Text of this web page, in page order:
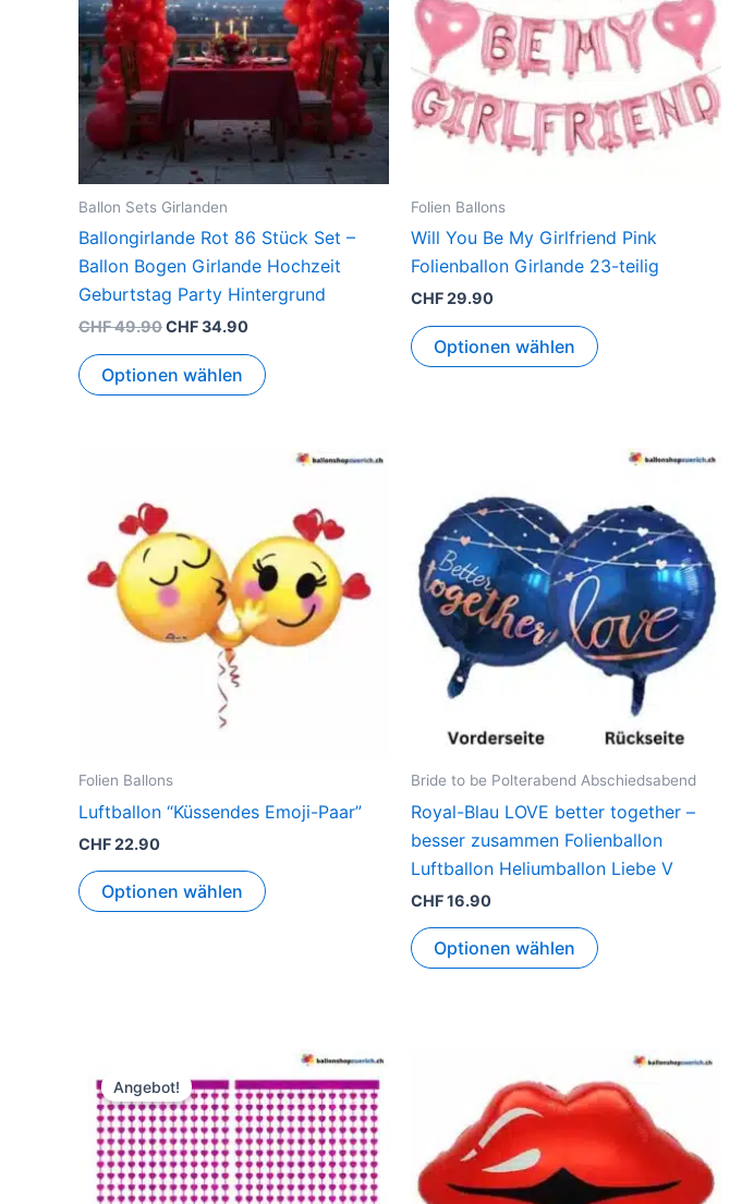
Ballon Sets Girlanden
Ballongirlande Rot 86 Stück Set –
Ballon Bogen Girlande Hochzeit
Geburtstag Party Hintergrund
CHF49.90CHF34.90
Optionen wählen
Folien Ballons
Will You Be My Girlfriend Pink
Folienballon Girlande 23-teilig
CHF29.90
Optionen wählen
Folien Ballons
Luftballon “Küssendes Emoji-Paar”
CHF22.90
Optionen wählen
Bride to be Polterabend Abschiedsabend
Royal-Blau LOVE better together –
besser zusammen Folienballon
Luftballon Heliumballon Liebe V
CHF16.90
Optionen wählen
Angebot!
Preis
war:
CHF 25.90
Aktueller
Preis
ist:
CHF 17.90.